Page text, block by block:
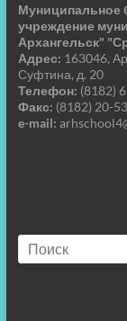
Муниципальное
учреждение
Архангельск"
Адрес: 163046,
Суфтина, д. 20
Телефон: (8182)
Факс: (8182) 20-
e-mail: